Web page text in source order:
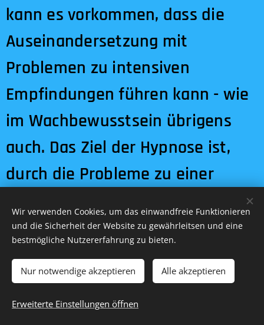
kann es vorkommen, dass die
Auseinandersetzung mit
Problemen zu intensiven
Empfindungen führen kann - wie
im Wachbewusstsein übrigens
auch. Das Ziel der Hypnose ist,
durch die Probleme zu einer
erfolgreichen Lösung zu kommen.
Deshalb sollen Probleme nur mit
kompetenten Therapeuten
behandelt werden. In jedem Fall
ist es wichtig - wie bei jeder
Wir verwenden Cookies, um das einwandfreie Funktionieren
und die Sicherheit der Website zu gewährleitsen und eine
bestmögliche Nutzererfahrung zu bieten.
Nur notwendige akzeptieren Alle akzeptieren
Erweiterte Einstellungen öffnen